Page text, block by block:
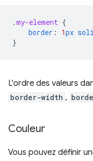
.my-element {
border : 1px
}
L'ordre des valeurs
border-width ,
Couleur
Vous pouvez définir